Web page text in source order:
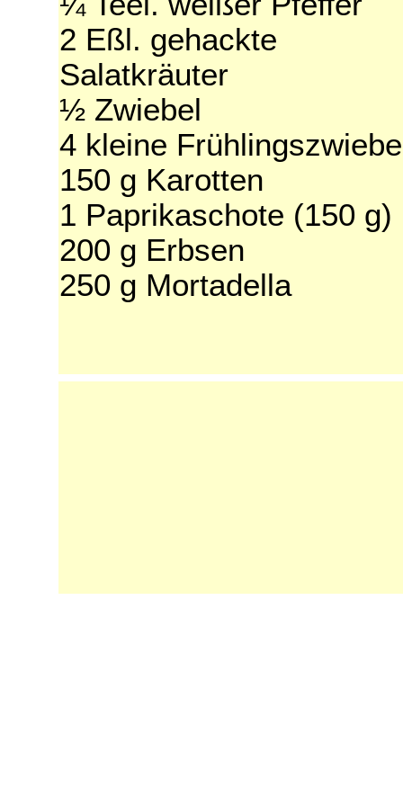
2 Eßl. gehackte
Salatkräuter
½ Zwiebel
4 kleine
150 g Karotten
1 Paprikaschote (150 g)
200 g Erbsen
250 g Mortadella